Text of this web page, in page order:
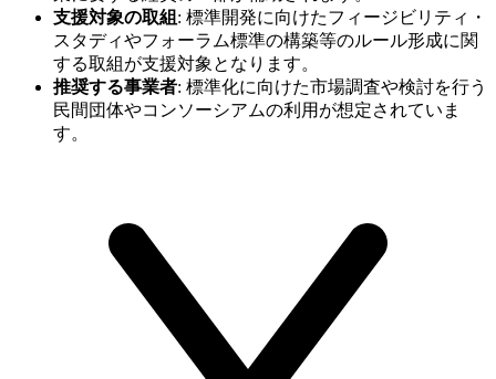
支援対象の取組 : 標準開発に向けたフィージビリティ・
スタディやフォーラム標準の構築等のルール形成に関
する取組が支援対象となります。
推奨する事業者: 標準化に向けた市場調査や検討を行う
民間団体やコンソーシアムの利用が想定されていま
す。